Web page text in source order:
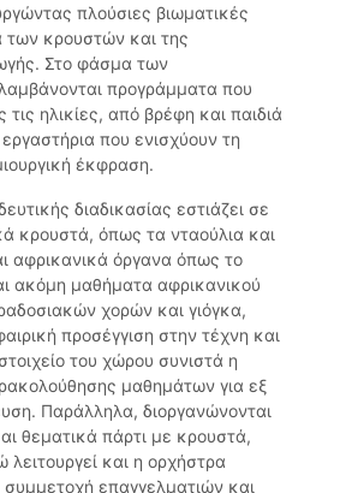
πλούσιες βιωματικές
των κρουστών και της
Στο φάσμα των
προγράμματα που
ηλικίες, από βρέφη και παιδιά
που ενισχύουν τη
έκφραση.
διαδικασίας εστιάζει σε
κρουστά, όπως τα νταούλια και
αφρικανικά όργανα όπως το
ακόμη μαθήματα αφρικανικού
χορών και γιόγκα,
προσέγγιση στην τέχνη και
του χώρου συνιστά η
μαθημάτων για εξ
Παράλληλα, διοργανώνονται
θεματικά πάρτι με κρουστά,
και η ορχήστρα
συμμετοχή επαγγελματιών και